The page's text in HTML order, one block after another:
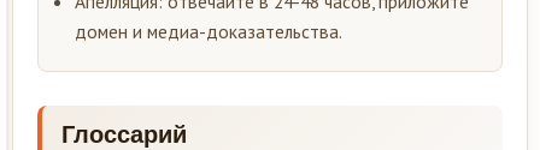
домен и медиа-доказательства.
Глоссарий